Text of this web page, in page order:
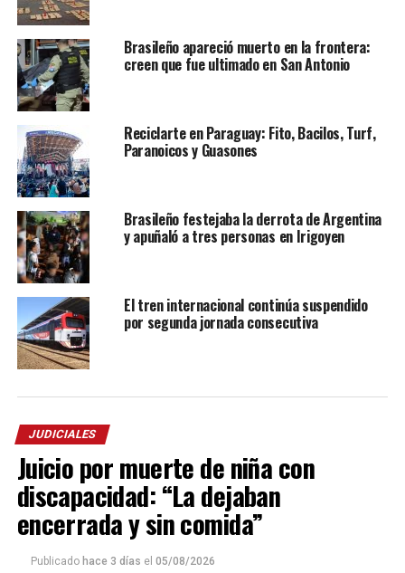
Brasileño apareció muerto en la frontera:
creen que fue ultimado en San Antonio
Reciclarte en Paraguay: Fito, Bacilos, Turf,
Paranoicos y Guasones
Brasileño festejaba la derrota de Argentina
y apuñaló a tres personas en Irigoyen
El tren internacional continúa suspendido
por segunda jornada consecutiva
JUDICIALES
Juicio por muerte de niña con
discapacidad: “La dejaban
encerrada y sin comida”
Publicado hace 3 días el 05/08/2026